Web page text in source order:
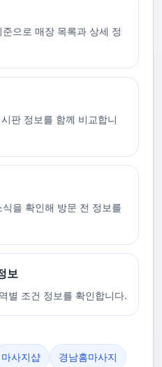
으로 매장 목록과 상세 정
판 정보를 함께 비교합니
을 확인해 방문 전 정보를
보
별 조건 정보를 확인합니다.
마사지샵
경남홈마사지